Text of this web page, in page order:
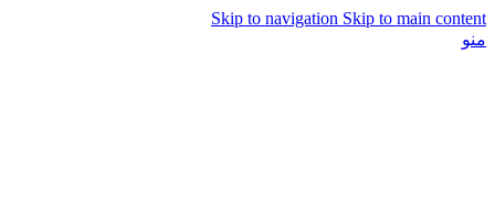
Skip to navigation Skip to main content
منو